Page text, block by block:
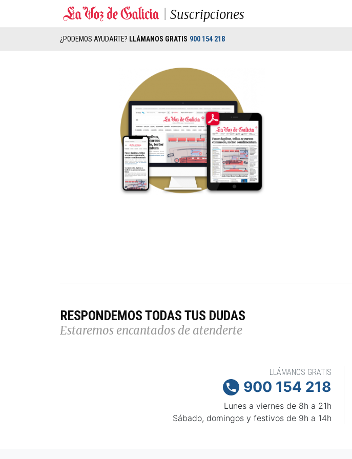
Suscripciones
¿PODEMOS AYUDARTE? LLÁMANOS GRATIS 900 154 218
RESPONDEMOS TODAS TUS DUDAS
Estaremos encantados de atenderte
LLÁMANOS GRATIS
 900 154 218
Lunes a viernes de 8h a 21h
Sábado, domingos y festivos de 9h a 14h